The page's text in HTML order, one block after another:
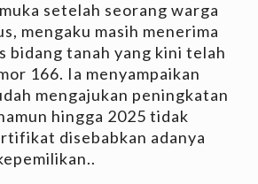
setelah seorang warga
mengaku masih menerima
bidang tanah yang kini telah
166. Ia menyampaikan
mengajukan peningkatan
hingga 2025 tidak
disebabkan adanya